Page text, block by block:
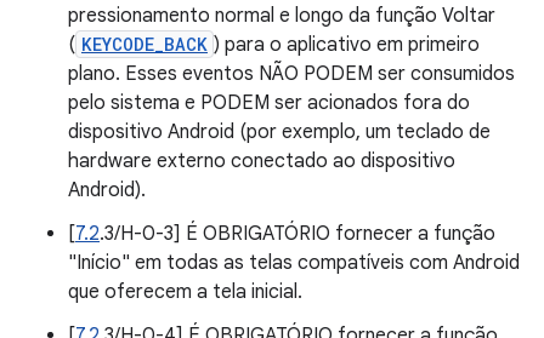
pressionamento normal e longo da função Voltar
( KEYCODE_BACK ) para o aplicativo em primeiro
plano. Esses eventos NÃO PODEM ser consumidos
pelo sistema e PODEM ser acionados fora do
dispositivo Android (por exemplo, um teclado de
hardware externo conectado ao dispositivo
Android).
[7.2.3/H-0-3] É OBRIGATÓRIO fornecer a função
"Início" em todas as telas compatíveis com Android
que oferecem a tela inicial.